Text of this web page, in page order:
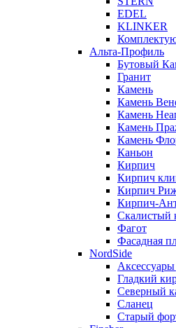
EDEL
KLINKER
Альта-Профиль
Бутовый
Гранит
Камень
Камень
Камень
Камень
Камень
Каньон
Кирпич
Кирпич
Кирпич
Кирпич-
Скалистый
Фагот
Фасадная
NordSide
Гладкий
Северный
Сланец
Старый